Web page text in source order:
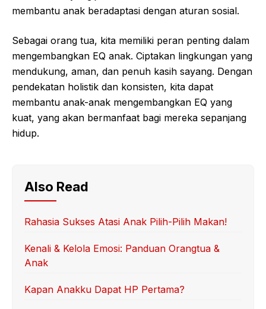
membantu anak beradaptasi dengan aturan sosial.
Sebagai orang tua, kita memiliki peran penting dalam
mengembangkan EQ anak. Ciptakan lingkungan yang
mendukung, aman, dan penuh kasih sayang. Dengan
pendekatan holistik dan konsisten, kita dapat
membantu anak-anak mengembangkan EQ yang
kuat, yang akan bermanfaat bagi mereka sepanjang
hidup.
Also Read
Rahasia Sukses Atasi Anak Pilih-Pilih Makan!
Kenali & Kelola Emosi: Panduan Orangtua &
Anak
Kapan Anakku Dapat HP Pertama?